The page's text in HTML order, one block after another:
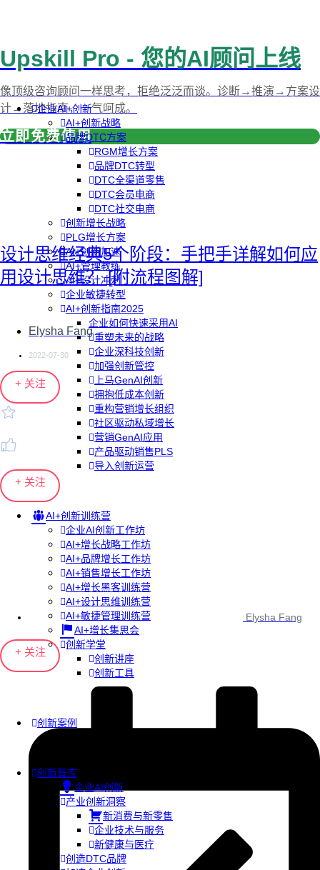
企业AI+创新
AI+创新战略
品牌DTC方案
RGM增长方案
品牌DTC转型
DTC全渠道零售
DTC会员电商
DTC社交电商
创新增长战略
PLG增长方案
AI+创新加速
AI+管理教练
AI+设计冲刺
企业敏捷转型
AI+创新指南2025
企业如何快速采用AI
重塑未来的战略
企业深科技创新
加强创新管控
上马GenAI创新
拥抱低成本创新
重构营销增长组织
社区驱动私域增长
营销GenAI应用
产品驱动销售PLS
导入创新运营
AI+创新训练营
企业AI创新工作坊
AI+增长战略工作坊
AI+品牌增长工作坊
AI+销售增长工作坊
AI+增长黑客训练营
AI+设计思维训练营
AI+敏捷管理训练营
AI+增长集思会
创新学堂
创新讲座
创新工具
创新案例
创新智库
企业AI创新
产业创新洞察
新消费与新零售
企业技术与服务
新健康与医疗
创造DTC品牌
Upskill Pro - 您的AI顾问上线
像顶级咨询顾问一样思考，拒绝泛泛而谈。诊断→推演→方案设
计→落地指南，一气呵成。
立即免费使用
设计思维经典5个阶段：手把手详解如何应
用设计思维？ [附流程图解]
Elysha Fang
2022-07-30
+ 关注
+ 关注
Elysha Fang
+ 关注